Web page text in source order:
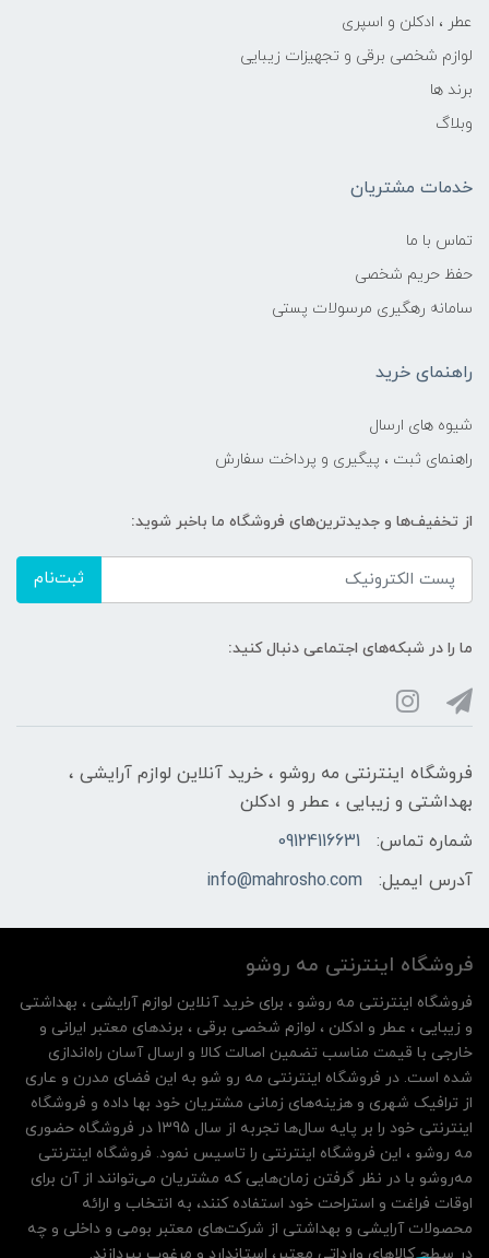
عطر ، ادکلن و اسپری
لوازم شخصی برقی و تجهیزات زیبایی
برند ها
وبلاگ
خدمات مشتریان
تماس با ما
حفظ حریم شخصی
سامانه رهگیری مرسولات پستی
راهنمای خرید
شیوه های ارسال
راهنمای ثبت ، پیگیری و پرداخت سفارش
از تخفیف‌ها و جدیدترین‌های فروشگاه ما باخبر شوید:
ثبت‌نام
ما را در شبکه‌های اجتماعی دنبال کنید:
فروشگاه اینترنتی مه‌ رو‌شو ، خرید آنلاین لوازم آرایشی ،
بهداشتی و زیبایی ، عطر و ادکلن
شماره تماس:
09124116631
آدرس ایمیل:
info@mahrosho.com
فروشگاه اینترنتی مه‌ رو‌شو
فروشگاه اینترنتی مه‌ رو‌شو ، برای خرید آنلاین لوازم آرایشی ، بهداشتی
و زیبایی ، عطر و ادکلن ، لوازم شخصی برقی ، برندهای معتبر ایرانی و
خارجی با قیمت مناسب تضمین اصالت کالا و ارسال آسان راه‌اندازی
شده است. در فروشگاه اینترنتی مه رو شو به این فضای مدرن و عاری
از ترافیک شهری و هزینه‌های زمانی مشتریان خود بها داده و فروشگاه
اینترنتی خود را بر پایه سال‌ها تجربه از سال 1395 در فروشگاه حضوری
مه روشو ، این فروشگاه اینترنتی را تاسیس نمود. فروشگاه اینترنتی
مه‌رو‌شو با در نظر گرفتن زمان‌هایی که مشتریان می‌توانند از آن‌ برای
اوقات فراغت و استراحت خود استفاده کنند، به انتخاب و ارائه
محصولات آرایشی و بهداشتی از شرکت‌های معتبر بومی و داخلی و چه
در سطح کالاهای وارداتی معتبر، استاندارد و مرغوب بپردازند.